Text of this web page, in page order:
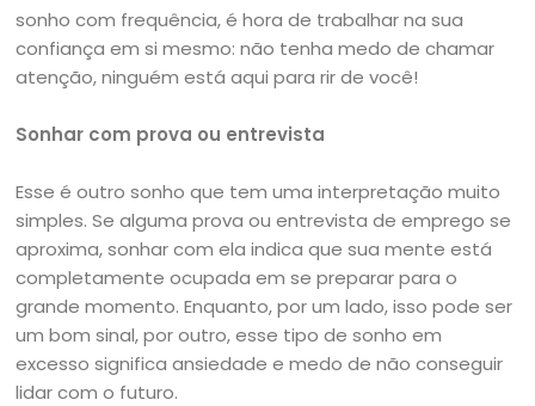
sonho com frequência, é hora de trabalhar na sua
confiança em si mesmo: não tenha medo de chamar
atenção, ninguém está aqui para rir de você!
Sonhar com prova ou entrevista
Esse é outro sonho que tem uma interpretação muito
simples. Se alguma prova ou entrevista de emprego se
aproxima, sonhar com ela indica que sua mente está
completamente ocupada em se preparar para o
grande momento. Enquanto, por um lado, isso pode ser
um bom sinal, por outro, esse tipo de sonho em
excesso significa ansiedade e medo de não conseguir
lidar com o futuro.